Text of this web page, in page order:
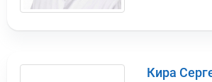
Кира